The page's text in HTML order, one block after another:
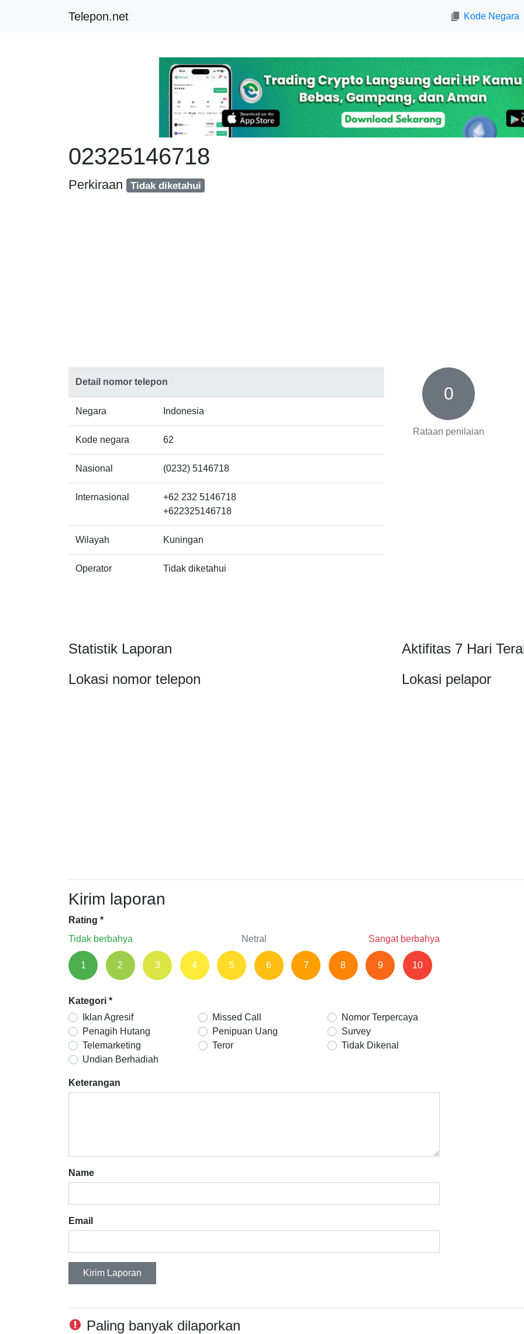
Telepon.net Kode Negara
02325146718
Perkiraan Tidak diketahui
Detail nomor telepon
Negara Indonesia
Kode negara 62
Nasional (0232) 5146718
Internasional
+62 232 5146718
+622325146718
Wilayah Kuningan
Operator Tidak diketahui
0
Rataan penilaian
Statistik Laporan
Aktifitas 7 Hari
Lokasi nomor telepon
Lokasi pelapor
Kirim laporan
Rating *
Tidak berbahya
Netral Sangat berbahya
1 2 3 4 5 6 7 8 9 10
Kategori *
Iklan Agresif
Missed Call
Nomor Terpercaya
Penagih Hutang
Penipuan Uang
Survey
Telemarketing
Teror
Tidak Dikenal
Undian Berhadiah
Keterangan
Name
Email
Kirim Laporan
Paling banyak dilaporkan